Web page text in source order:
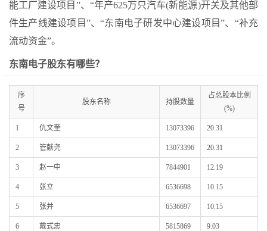
能工厂建设项目”、“年产625万只汽车(新能源)开关及其他部
件生产线建设项目”、“东南电子研发中心建设项目”、“补充
流动资金”。
东南电子股东有哪些？
序
号
股东名称 持股数量
占总股本比例
(%)
1 仇文奎 13073396 20.31
2 管献尧 13073396 20.31
3 赵一中 7844901 12.19
4 张立 6536698 10.15
5 张并 6536697 10.15
6 戴式忠 5815869 9.03